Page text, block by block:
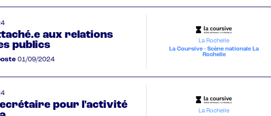
aux relations
publics
01/09/2024
La Rochelle
La Coursive - Scène nationale La
Rochelle
pour l'activité
La Rochelle